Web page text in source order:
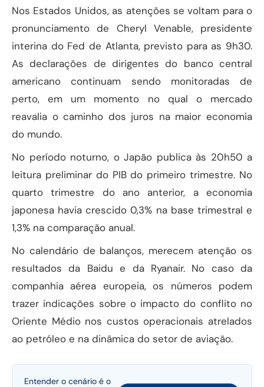
Nos Estados Unidos, as atenções se voltam para o
pronunciamento de Cheryl Venable, presidente
interina do Fed de Atlanta, previsto para as 9h30.
As declarações de dirigentes do banco central
americano continuam sendo monitoradas de
perto, em um momento no qual o mercado
reavalia o caminho dos juros na maior economia
do mundo.
No período noturno, o Japão publica às 20h50 a
leitura preliminar do PIB do primeiro trimestre. No
quarto trimestre do ano anterior, a economia
japonesa havia crescido 0,3% na base trimestral e
1,3% na comparação anual.
No calendário de balanços, merecem atenção os
resultados da Baidu e da Ryanair. No caso da
companhia aérea europeia, os números podem
trazer indicações sobre o impacto do conflito no
Oriente Médio nos custos operacionais atrelados
ao petróleo e na dinâmica do setor de aviação.
Entender o cenário é o